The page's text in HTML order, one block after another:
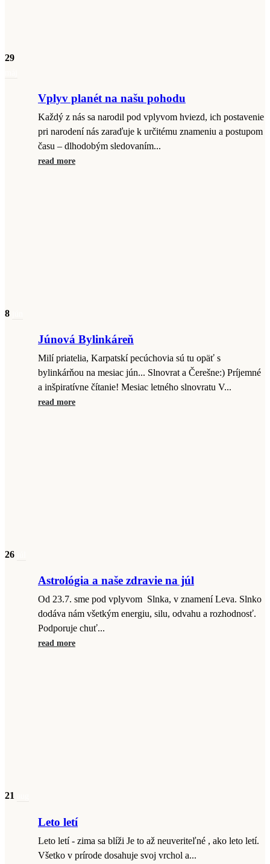
29
Vplyv planét na našu pohodu
Každý z nás sa narodil pod vplyvom hviezd, ich postavenie
pri narodení nás zaraďuje k určitému znameniu a postupom
času – dlhodobým sledovaním...
read more
8
Júnová Bylinkáreň
Milí priatelia, Karpatskí pecúchovia sú tu opäť s
bylinkárňou na mesiac jún... Slnovrat a Čerešne:) Príjemné
a inšpiratívne čítanie! Mesiac letného slnovratu V...
read more
26
Astrológia a naše zdravie na júl
Od 23.7. sme pod vplyvom Slnka, v znamení Leva. Slnko
dodáva nám všetkým energiu, silu, odvahu a rozhodnosť.
Podporuje chuť...
read more
21
Leto letí
Leto letí - zima sa blíži Je to až neuveriteľné , ako leto letí.
Všetko v prírode dosahuje svoj vrchol a...